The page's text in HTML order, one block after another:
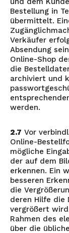
Bestellung in
übermittelt.
Verkäufer
Absendung
Online-Shop
die
archiviert und
werden.
2.7 Vor
Online-
mögliche
der auf dem
erkennen. Ein
besseren
die
deren Hilfe die
vergrößert
Rahmen des
über die